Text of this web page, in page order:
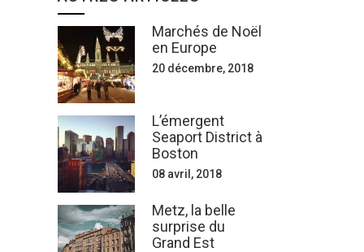
Marchés de Noël
en Europe
20 décembre, 2018
L’émergent
Seaport District à
Boston
08 avril, 2018
Metz, la belle
surprise du
Grand Est